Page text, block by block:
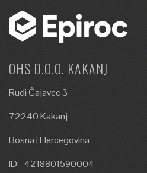
OHS D.O.O. KAKANJ
Rudi Čajavec 3
72240 Kakanj
Bosna i Hercegovina
ID: 4218801590004